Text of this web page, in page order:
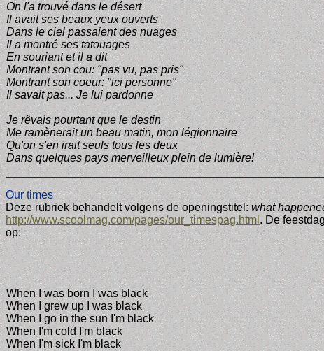
On l'a trouvé dans le désert
Il avait ses beaux yeux ouverts
Dans le ciel passaient des nuages
Il a montré ses tatouages
En souriant et il a dit
Montrant son cou: "pas vu, pas pris"
Montrant son coeur: "ici personne"
Il savait pas... Je lui pardonne
Je rêvais pourtant que le destin
Me ramènerait un beau matin, mon légionnaire
Qu'on s'en irait seuls tous les deux
Dans quelques pays merveilleux plein de lumière!
Our times
Deze rubriek behandelt volgens de openingstitel: what
http://www.scoolmag.com/pages/our_timespag.html . De
op:
When I was born I was black
When I grew up I was black
When I go in the sun I'm black
When I'm cold I'm black
When I'm sick I'm black